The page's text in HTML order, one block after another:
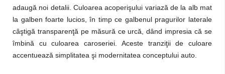
adaugă noi detalii. Culoarea acoperişului variază de la alb mat
la galben foarte lucios, în timp ce galbenul pragurilor laterale
câştigă transparenţă pe măsură ce urcă, dând impresia că se
îmbină cu culoarea caroseriei. Aceste tranziţii de culoare
accentuează simplitatea şi modernitatea conceptului auto.